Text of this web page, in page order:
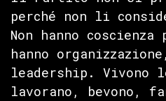
perché non li
Non hanno
hanno
leadership.
lavorano, bevono,